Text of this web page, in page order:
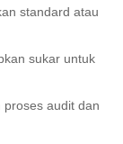
standard atau
sukar untuk
proses audit dan